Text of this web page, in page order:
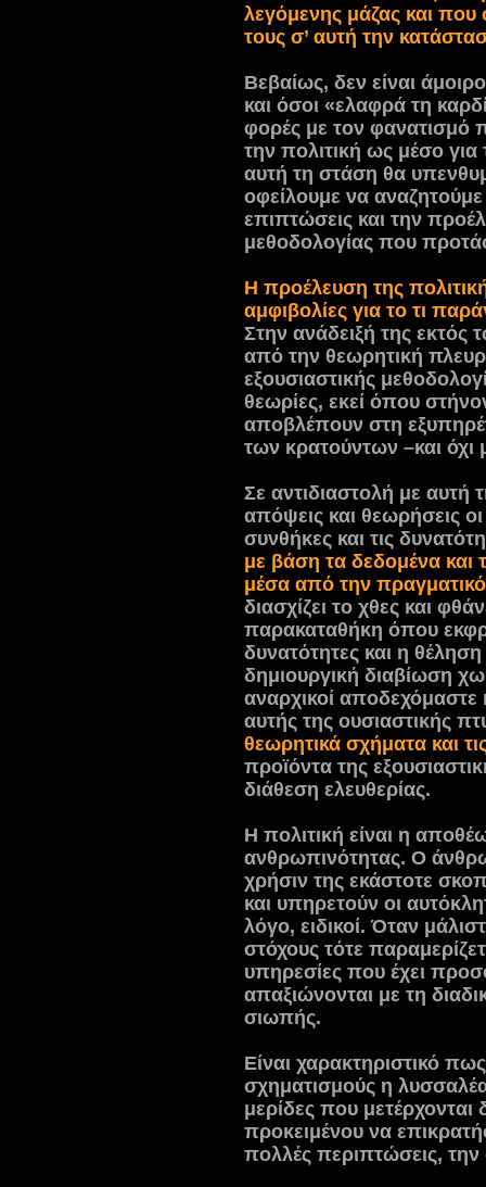
λεγόμενης μάζας και που
τους σ’ αυτή την
Βεβαίως, δεν είναι
και όσοι «ελαφρά τη
φορές με τον φανατισμό
την πολιτική ως μέσο
αυτή τη στάση θα
οφείλουμε να αναζητούμε
επιπτώσεις και την
μεθοδολογίας που
Η προέλευση της
αμφιβολίες για το τι
Στην ανάδειξή της εκτός
από την θεωρητική
εξουσιαστικής
θεωρίες, εκεί όπου
αποβλέπουν στη
των κρατούντων –και
Σε αντιδιαστολή με αυτή
απόψεις και θεωρήσεις
συνθήκες και τις
με βάση τα δεδομένα και
μέσα από την
διασχίζει το χθες και
παρακαταθήκη όπου
δυνατότητες και η
δημιουργική διαβίωση
αναρχικοί αποδεχόμαστε
αυτής της ουσιαστικής
θεωρητικά σχήματα και
προϊόντα της
διάθεση ελευθερίας.
Η πολιτική είναι η
ανθρωπινότητας. Ο
χρήσιν της εκάστοτε
και υπηρετούν οι
λόγο, ειδικοί. Όταν
στόχους τότε
υπηρεσίες που έχει
απαξιώνονται με τη
σιωπής.
Είναι χαρακτηριστικό
σχηματισμούς η
μερίδες που μετέρχονται
προκειμένου να
πολλές περιπτώσεις,